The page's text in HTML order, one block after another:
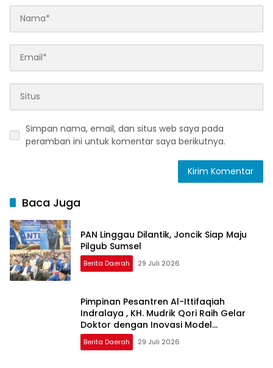
Simpan nama, email, dan situs web saya pada
peramban ini untuk komentar saya berikutnya.
Baca Juga
PAN Linggau Dilantik, Joncik Siap Maju
Pilgub Sumsel
Berita Daerah 29 Juli 2026
Pimpinan Pesantren Al-Ittifaqiah
Indralaya , KH. Mudrik Qori Raih Gelar
Doktor dengan Inovasi Model
Pembelajaran Nagham Al-Qur’an di UMM
Berita Daerah 29 Juli 2026